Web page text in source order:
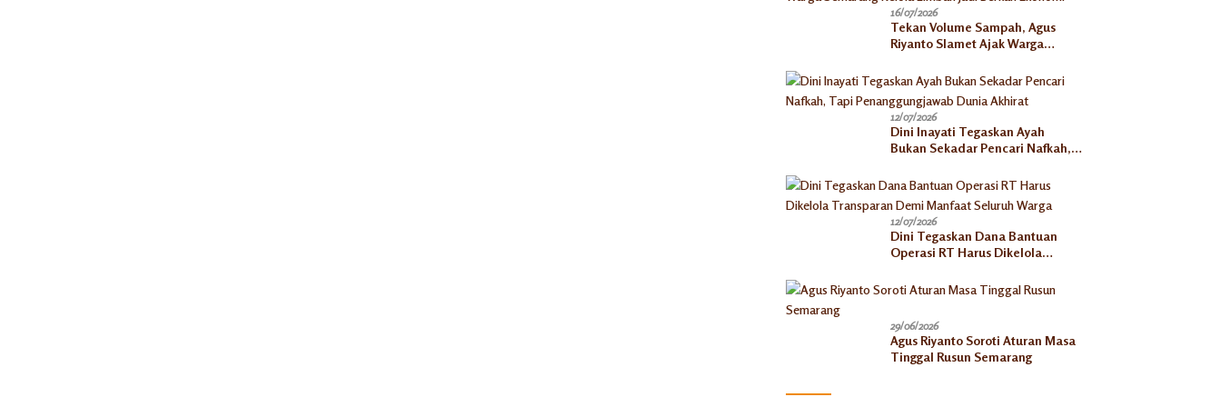
16/07/2026
Tekan Volume Sampah, Agus
Riyanto Slamet Ajak Warga
Berkah Ekonomi
12/07/2026
Dini Inayati Tegaskan Ayah
Bukan Sekadar Pencari Nafkah,
Akhirat
12/07/2026
Dini Tegaskan Dana Bantuan
Operasi RT Harus Dikelola
Seluruh Warga
29/06/2026
Agus Riyanto Soroti Aturan Masa
Tinggal Rusun Semarang